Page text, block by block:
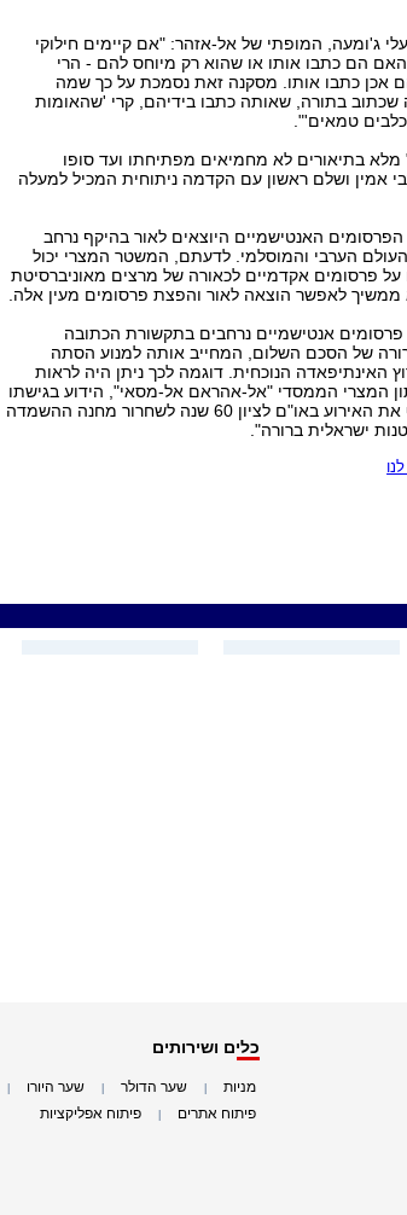
ג'ומעה, המופתי של אל-אזהר: "אם קיימים חילוקי
האם הם כתבו אותו או שהוא רק מיוחס להם - הרי
אכן כתבו אותו. מסקנה זאת נסמכת על כך שמה
שכתוב בתורה, שאותה כתבו בידיהם, קרי 'שהאומות
כלבים טמאים'".
בתיאורים לא מחמיאים מפתיחתו ועד סופו
אמין ושלם ראשון עם הקדמה ניתוחית המכיל למעלה
האנטישמיים היוצאים לאור בהיקף נרחב
הערבי והמוסלמי. לדעתם, המשטר המצרי יכול
על פרסומים אקדמיים לכאורה של מרצים מאוניברסיטת
ממשיך לאפשר הוצאה לאור והפצת פרסומים מעין אלה.
אנטישמיים נרחבים בתקשורת הכתובה
של הסכם השלום, המחייב אותה למנוע הסתה
האינתיפאדה הנוכחית. דוגמה לכך ניתן היה לראות
המצרי הממסדי "אל-אהראם אל-מסאי", הידוע בגישתו
הקיצונית כלפי ישראל, תקף את האירוע באו"ם לציון 60 שנה לשחרור מחנה ההשמדה
ישראלית ברורה".
כלים ושירותים
מניות שער הדולר שער היורו
פיתוח אתרים פיתוח אפליקציות